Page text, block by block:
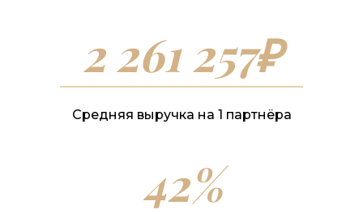
2 261 257₽
Средняя выручка на 1 партнёра
42%